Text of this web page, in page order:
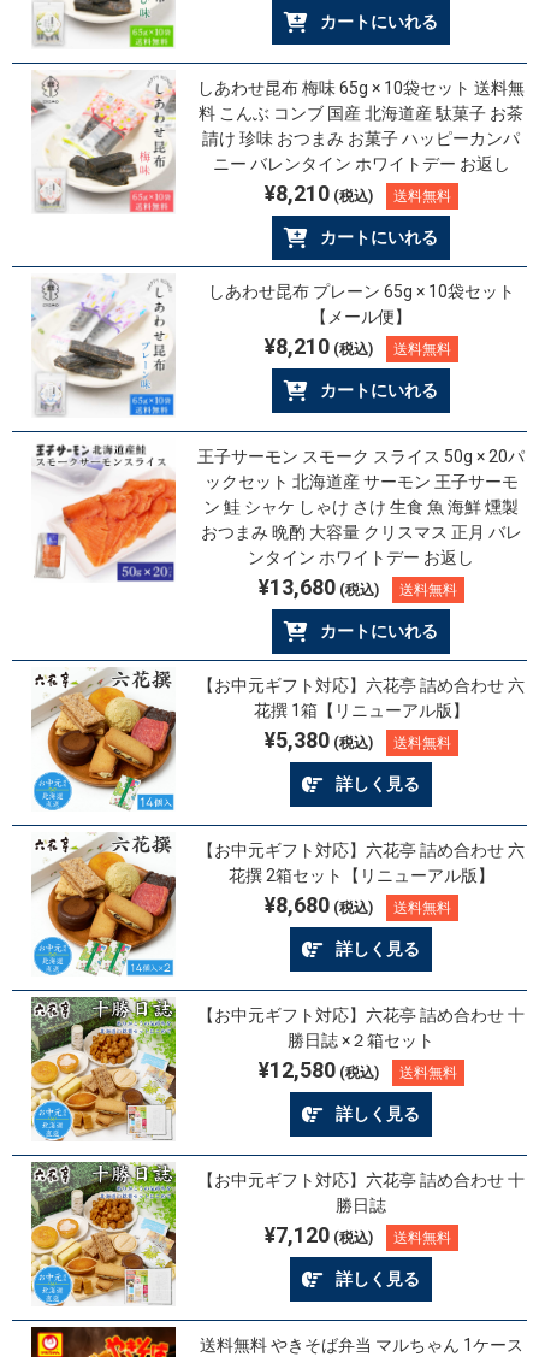
カートにいれる
しあわせ昆布 梅味 65g × 10袋セット 送料無
料 こんぶ コンブ 国産 北海道産 駄菓子 お茶
請け 珍味 おつまみ お菓子 ハッピーカンパ
ニー バレンタイン ホワイトデー お返し
¥8,210(税込) 送料無料
カートにいれる
しあわせ昆布 プレーン 65g × 10袋セット
【メール便】
¥8,210(税込) 送料無料
カートにいれる
王子サーモン スモーク スライス 50g × 20パ
ックセット 北海道産 サーモン 王子サーモ
ン 鮭 シャケ しゃけ さけ 生食 魚 海鮮 燻製
おつまみ 晩酌 大容量 クリスマス 正月 バレ
ンタイン ホワイトデー お返し
¥13,680(税込) 送料無料
カートにいれる
【お中元ギフト対応】六花亭 詰め合わせ 六
花撰 1箱【リニューアル版】
¥5,380(税込) 送料無料
詳しく見る
【お中元ギフト対応】六花亭 詰め合わせ 六
花撰 2箱セット【リニューアル版】
¥8,680(税込) 送料無料
詳しく見る
【お中元ギフト対応】六花亭 詰め合わせ 十
勝日誌 ×２箱セット
¥12,580(税込) 送料無料
詳しく見る
【お中元ギフト対応】六花亭 詰め合わせ 十
勝日誌
¥7,120(税込) 送料無料
詳しく見る
送料無料 やきそば弁当 マルちゃん 1ケース